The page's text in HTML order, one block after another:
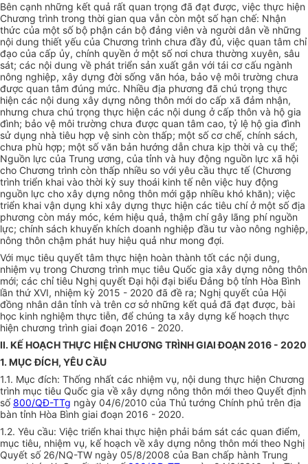
Bên cạnh những kết quả rất quan trọng đã đạt được, việc thực hiện
Chương trình trong thời gian qua vẫn còn một số hạn chế: Nhận
thức của một sốbộ phận cán bộ đảng viên và người dân về những
nội dung thiết yếu của Chương trình chưa đầy đủ, việc quan tâm chỉ
đạo của cấp ủy, chính quyền ở một số nơi chưa thường xuyên, sâu
sát; các nội dung về phát triển sản xuất gắn với tái cơ cấu ngành
nông nghiệp, xây dựng đời sống văn hóa, bảo vệ môi trường chưa
được quan tâm đúng mức. Nhiều địa phương đã chú trọng thực
hiện các nội dung xây dựng nông thôn mới do cấp xã đảm nhận,
nhưng chưa chú trọng thực hiện các nội dung ở cấp thôn và hộ gia
đình; bảo vệ môi trường chưa được quan tâm cao, tỷ lệ hộ gia đình
sử dụng nhà tiêu hợp vệ sinh còn thấp; một số cơ chế, chính sách,
chưa phù hợp; một số văn bản hướng dẫn chưa kịp thời và cụ thể;
Nguồn lực của Trung ương, của tỉnh và huy động nguồn lực xã hội
cho Chương trình còn thấp nhiều so với yêu cầu thực tế (Chương
trình triển khai vào thời kỳ suy thoái kinh tếnên việc huy động
nguồn lực cho xây dựng nông thôn mới gặp nhiều khó khăn); việc
triển khai vận dụng khi xây dựng thực hiện các tiêu chí ở một số địa
phương còn máy móc, kém hiệu quả, thậm chí gây lãng phí nguồn
lực; chính sách khuyến khích doanh nghiệp đầu tư vào nông nghiệp,
nông thôn chậm phát huy hiệu quả như mong đợi.
Với mục tiêu quyết tâm thực hiện hoàn thành tốt các nội dung,
nhiệm vụ trong Chương trình mục tiêu Quốc gia xây dựng nông thôn
mới; các chỉ tiêu Nghị quyết Đại hội đại biểu Đảng bộ tỉnh Hòa Bình
lần thứ XVI, nhiệm kỳ 2015 - 2020 đã đề ra; Nghị quyết của Hội
đồng nhân dân tỉnh và trên cơ sở những kết quả đã đạt được, bài
học kinh nghiệm thực tiễn, để chúng ta xây dựng kế hoạch thực
hiện chương trình giai đoạn 2016 - 2020.
II. KẾ HOẠCH THỰC HIỆN CHƯƠNG TRÌNH GIAI ĐOẠN 2016 - 2020
1. MỤC ĐÍCH, YÊU CẦU
1.1. Mục đích: Thống nhất các nhiệm vụ, nội dung thực hiện Chương
trình mục tiêu Quốc gia về xây dựng nông thôn mới theo Quyết định
số800/QĐ-TTg ngày 04/6/2010 của Thủ tướng Chính phủ trên địa
bàn tỉnh Hòa Bình giai đoạn 2016 - 2020.
1.2. Yêu cầu: Việc triển khai thực hiện phải bám sát các quan điểm,
mục tiêu, nhiệm vụ, kế hoạch về xây dựng nông thôn mới theo Nghị
Quyết số 26/NQ-TW ngày 05/8/2008 của Ban chấp hành Trung